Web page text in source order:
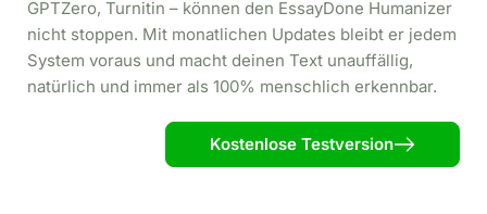
GPTZero, Turnitin – können den EssayDone Humanizer
nicht stoppen. Mit monatlichen Updates bleibt er jedem
System voraus und macht deinen Text unauffällig,
natürlich und immer als 100% menschlich erkennbar.
Kostenlose Testversion